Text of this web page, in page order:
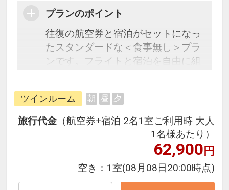
プランのポイント
往復の航空券と宿泊がセットになっ
たスタンダードな＜食事無し＞プラ
ンです。フライトと宿泊を自由に組
ージだから、一都市滞在はもちろん
周遊旅行にも最適！
旅行期間中の1泊だけの宿泊や延
泊・飛び泊なども自由自在です。
フライトは、安心のJAL（または
JALグループ）確約！フライトマイ
ル50%貯まります。
オプションでレンタカーや現地交
ツインルーム 朝 昼 夕
旅行代金 （航空券+宿泊 2名1室ご利用時 大人
1名様あたり）
62,900円
空き： 1室(08月08日20:00時点)